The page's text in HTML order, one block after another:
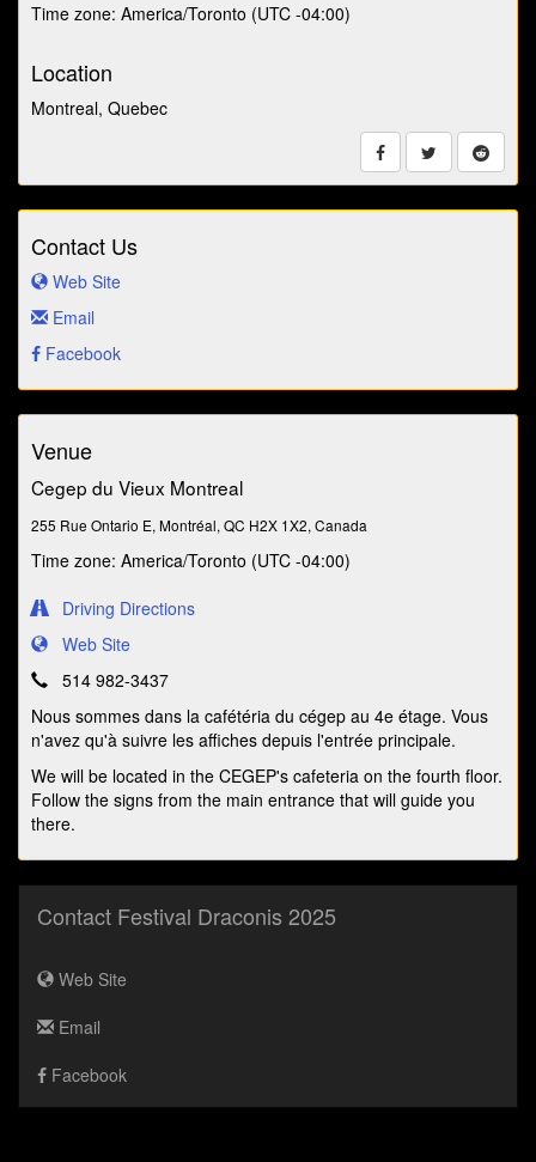
Time zone: America/Toronto (UTC -04:00)
Location
Montreal, Quebec
Contact Us
Web Site
Email
Facebook
Venue
Cegep du Vieux Montreal
255 Rue Ontario E, Montréal, QC H2X 1X2, Canada
Time zone: America/Toronto (UTC -04:00)
Driving Directions
Web Site
514 982-3437
Nous sommes dans la cafétéria du cégep au 4e étage. Vous
n'avez qu'à suivre les affiches depuis l'entrée principale.
We will be located in the CEGEP's cafeteria on the fourth floor.
Follow the signs from the main entrance that will guide you
there.
Contact Festival Draconis 2025
Web Site
Email
Facebook